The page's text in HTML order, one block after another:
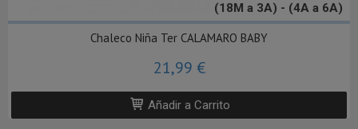
(18M a 3A) - (4A a 6A)
Chaleco Niña Ter CALAMARO BABY
21,99 €
Añadir a Carrito